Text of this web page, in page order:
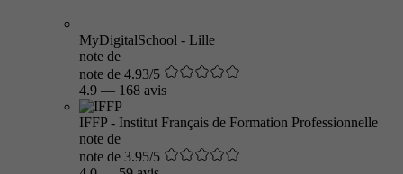
MyDigitalSchool - Lille
note de
note de 4.93/5
4.9 — 168 avis
IFFP - Institut Français de Formation Professionnelle
note de
note de 3.95/5